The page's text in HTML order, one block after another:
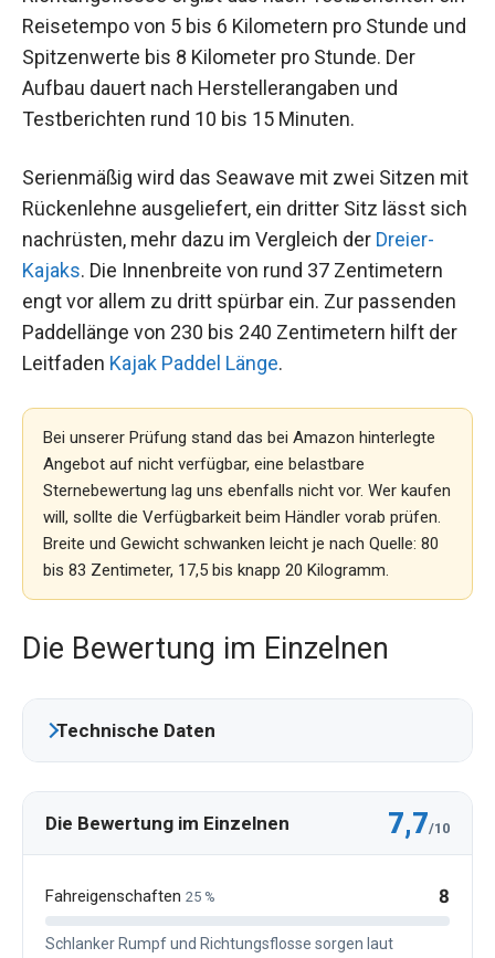
Reisetempo von 5 bis 6 Kilometern pro Stunde und
Spitzenwerte bis 8 Kilometer pro Stunde. Der
Aufbau dauert nach Herstellerangaben und
Testberichten rund 10 bis 15 Minuten.
Serienmäßig wird das Seawave mit zwei Sitzen mit
Rückenlehne ausgeliefert, ein dritter Sitz lässt sich
nachrüsten, mehr dazu im Vergleich der Dreier-
Kajaks. Die Innenbreite von rund 37 Zentimetern
engt vor allem zu dritt spürbar ein. Zur passenden
Paddellänge von 230 bis 240 Zentimetern hilft der
Leitfaden Kajak Paddel Länge.
Bei unserer Prüfung stand das bei Amazon hinterlegte
Angebot auf nicht verfügbar, eine belastbare
Sternebewertung lag uns ebenfalls nicht vor. Wer kaufen
will, sollte die Verfügbarkeit beim Händler vorab prüfen.
Breite und Gewicht schwanken leicht je nach Quelle: 80
bis 83 Zentimeter, 17,5 bis knapp 20 Kilogramm.
Die Bewertung im Einzelnen
Technische Daten
Die Bewertung im Einzelnen 7,7/10
Fahreigenschaften 25 % 8
Schlanker Rumpf und Richtungsflosse sorgen laut